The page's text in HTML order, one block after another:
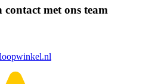
met ons team